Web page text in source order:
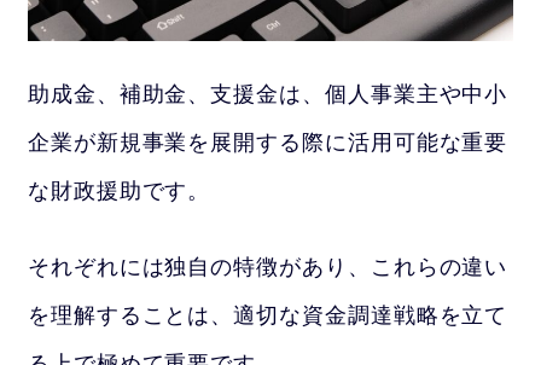
助成金、補助金、支援金は、個人事業主や中小
企業が新規事業を展開する際に活用可能な重要
な財政援助です。
それぞれには独自の特徴があり、これらの違い
を理解することは、適切な資金調達戦略を立て